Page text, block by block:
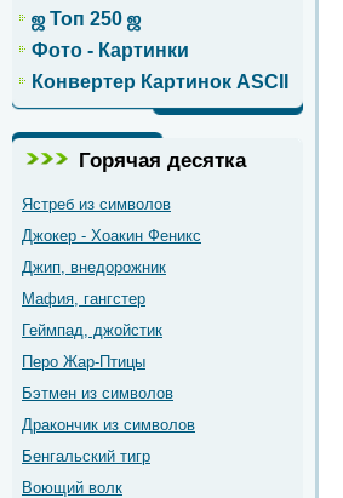
ஜ Топ 250 ஜ
Фото - Картинки
Конвертер Картинок ASCII
Горячая десятка
Ястреб из символов
Джокер - Хоакин Феникс
Джип, внедорожник
Мафия, гангстер
Геймпад, джойстик
Перо Жар-Птицы
Бэтмен из символов
Дракончик из символов
Бенгальский тигр
Воющий волк